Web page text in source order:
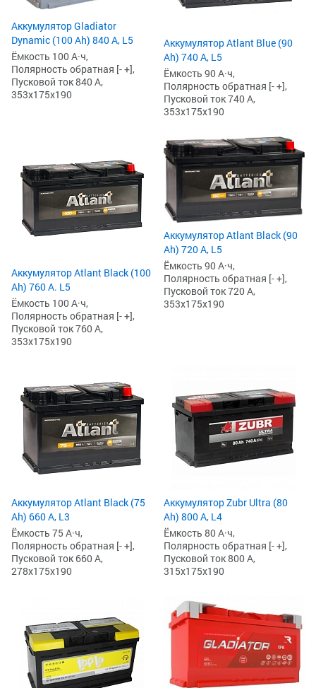
Аккумулятор Gladiator
Dynamic (100 Ah) 840 А, L5
Ёмкость 100 А·ч,
Полярность обратная [- +],
Пусковой ток 840 А,
353x175x190
Аккумулятор Atlant Blue (90
Ah) 740 А, L5
Ёмкость 90 А·ч,
Полярность обратная [- +],
Пусковой ток 740 А,
353x175x190
Аккумулятор Atlant Black (100
Ah) 760 А. L5
Ёмкость 100 А·ч,
Полярность обратная [- +],
Пусковой ток 760 А,
353x175x190
Аккумулятор Atlant Black (90
Ah) 720 А, L5
Ёмкость 90 А·ч,
Полярность обратная [- +],
Пусковой ток 720 А,
353x175x190
Аккумулятор Atlant Black (75
Ah) 660 А, L3
Ёмкость 75 А·ч,
Полярность обратная [- +],
Пусковой ток 660 А,
278x175x190
Аккумулятор Zubr Ultra (80
Ah) 800 А, L4
Ёмкость 80 А·ч,
Полярность обратная [- +],
Пусковой ток 800 А,
315x175x190